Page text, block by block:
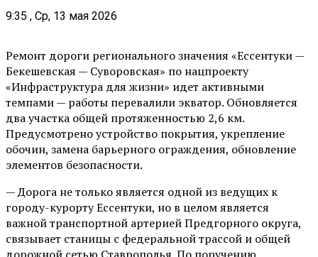
9:35 , Ср, 13 мая 2026
Ремонт дороги регионального значения «Ессентуки —
Бекешевская — Суворовская» по нацпроекту
«Инфраструктура для жизни» идет активными
темпами — работы перевалили экватор. Обновляется
два участка общей протяженностью 2,6 км.
Предусмотрено устройство покрытия, укрепление
обочин, замена барьерного ограждения, обновление
элементов безопасности.
— Дорога не только является одной из ведущих к
городу-курорту Ессентуки, но в целом является
важной транспортной артерией Предгорного округа,
связывает станицы с федеральной трассой и общей